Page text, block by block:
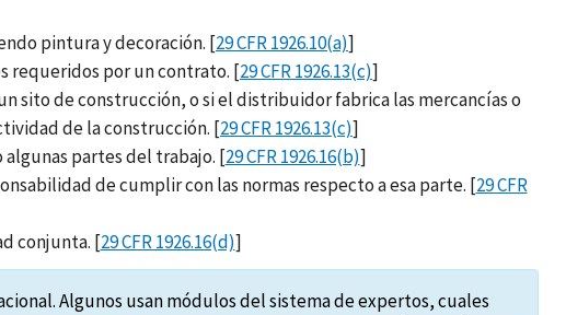
pintura y decoración. [29 CFR 1926.10(a)]
requeridos por un contrato. [29 CFR 1926.13(c)]
sito de construcción, o si el distribuidor fabrica las mercancías o
de la construcción. [29 CFR 1926.13(c)]
partes del trabajo. [29 CFR 1926.16(b)]
de cumplir con las normas respecto a esa parte. [29 CFR
conjunta. [29 CFR 1926.16(d)]
Algunos usan módulos del sistema de expertos, cuales